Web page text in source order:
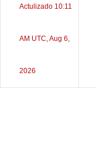
Actulizado 10:11
AM UTC, Aug 6,
2026